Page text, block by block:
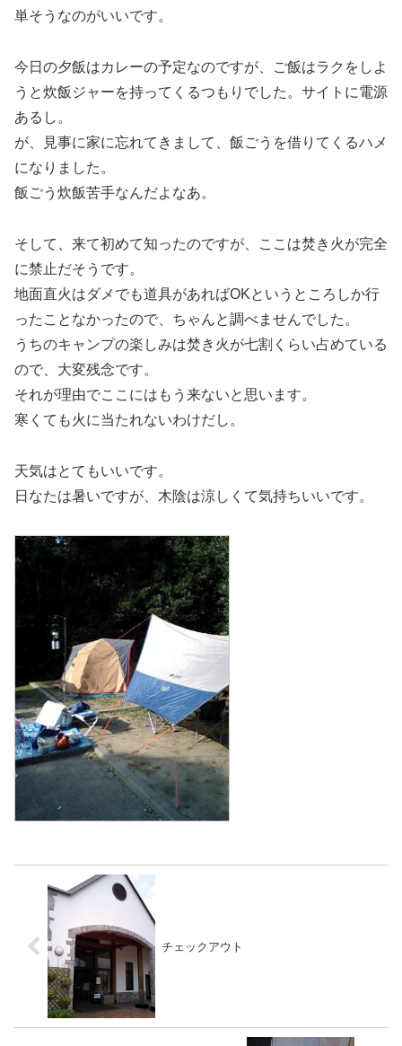
単そうなのがいいです。
今日の夕飯はカレーの予定なのですが、ご飯はラクをしよ
うと炊飯ジャーを持ってくるつもりでした。サイトに電源
あるし。
が、見事に家に忘れてきまして、飯ごうを借りてくるハメ
になりました。
飯ごう炊飯苦手なんだよなあ。
そして、来て初めて知ったのですが、ここは焚き火が完全
に禁止だそうです。
地面直火はダメでも道具があればOKというところしか行
ったことなかったので、ちゃんと調べませんでした。
うちのキャンプの楽しみは焚き火が七割くらい占めている
ので、大変残念です。
それが理由でここにはもう来ないと思います。
寒くても火に当たれないわけだし。
天気はとてもいいです。
日なたは暑いですが、木陰は涼しくて気持ちいいです。
チェックアウト